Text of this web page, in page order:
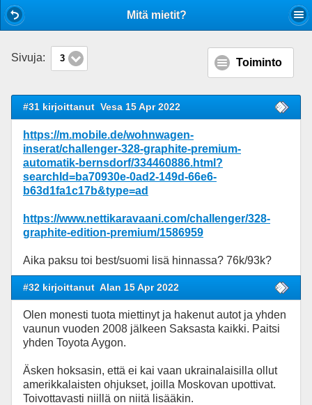
Mitä mietit?
Sivuja: 3 Toiminto
#31 kirjoittanut Vesa 15 Apr 2022
https://m.mobile.de/wohnwagen-
inserat/challenger-328-graphite-premium-
automatik-bernsdorf/334460886.html?
searchId=ba70930e-0ad2-149d-66e6-
b63d1fa1c17b&type=ad
https://www.nettikaravaani.com/challenger/328-
graphite-edition-premium/1586959
Aika paksu toi best/suomi lisä hinnassa? 76k/93k?
#32 kirjoittanut Alan 15 Apr 2022
Olen monesti tuota miettinyt ja hakenut autot ja yhden
vaunun vuoden 2008 jälkeen Saksasta kaikki. Paitsi
yhden Toyota Aygon.
Äsken hoksasin, että ei kai vaan ukrainalaisilla ollut
amerikkalaisten ohjukset, joilla Moskovan upottivat.
Toivottavasti niillä on niitä lisääkin.